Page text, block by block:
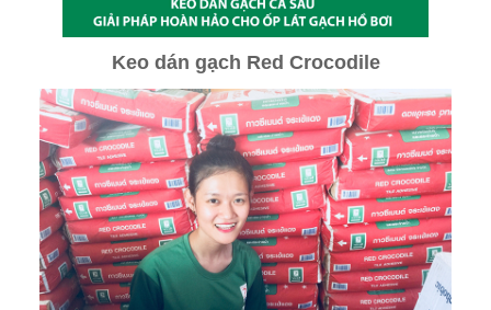
Keo dán gạch Red Crocodile